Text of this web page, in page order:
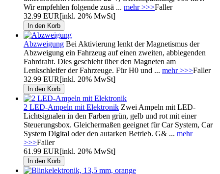
Wir empfehlen folgende zusä ... mehr >>>Faller
32.99 EUR[inkl. 20% MwSt]
Abzweigung Bei Aktivierung lenkt der Magnetismus der
Abzweigung ein Fahrzeug auf einen zweiten, abbiegenden
Fahrdraht. Dies geschieht über den Magneten am
Lenkschleifer der Fahrzeuge. Für H0 und ... mehr >>>Faller
32.99 EUR[inkl. 20% MwSt]
2 LED-Ampeln mit Elektronik Zwei Ampeln mit LED-
Lichtsignalen in den Farben grün, gelb und rot mit einer
Steuerungsbox. Gleichermaßen geeignet für Car System, Car
System Digital oder den autarken Betrieb. G& ... mehr
>>>Faller
61.99 EUR[inkl. 20% MwSt]